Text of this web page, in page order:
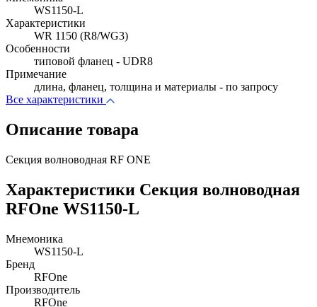
WS1150-L
Характеристики
WR 1150 (R8/WG3)
Особенности
типовой фланец - UDR8
Примечание
длина, фланец, толщина и материалы - по запросу
Все характеристики
Описание товара
Секция волноводная RF ONE
Характеристики Секция волноводная
RFOne WS1150-L
Мнемоника
WS1150-L
Бренд
RFOne
Производитель
RFOne